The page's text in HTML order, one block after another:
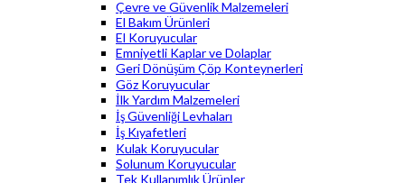
Çevre ve Güvenlik Malzemeleri
El Bakım Ürünleri
El Koruyucular
Emniyetli Kaplar ve Dolaplar
Geri Dönüşüm Çöp Konteynerleri
Göz Koruyucular
İlk Yardım Malzemeleri
İş Güvenliği Levhaları
İş Kıyafetleri
Kulak Koruyucular
Solunum Koruyucular
Tek Kullanımlık Ürünler